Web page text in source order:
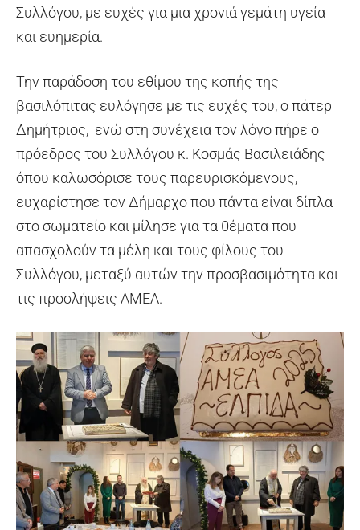
Συλλόγου, με ευχές για μια χρονιά γεμάτη υγεία
και ευημερία.
Την παράδοση του εθίμου της κοπής της
βασιλόπιτας ευλόγησε με τις ευχές του, ο πάτερ
Δημήτριος, ενώ στη συνέχεια τον λόγο πήρε ο
πρόεδρος του Συλλόγου κ. Κοσμάς Βασιλειάδης
όπου καλωσόρισε τους παρευρισκόμενους,
ευχαρίστησε τον Δήμαρχο που πάντα είναι δίπλα
στο σωματείο και μίλησε για τα θέματα που
απασχολούν τα μέλη και τους φίλους του
Συλλόγου, μεταξύ αυτών την προσβασιμότητα και
τις προσλήψεις ΑΜΕΑ.